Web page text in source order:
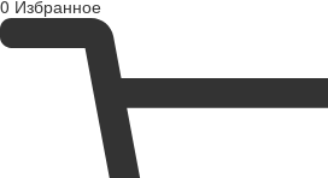
0 Избранное